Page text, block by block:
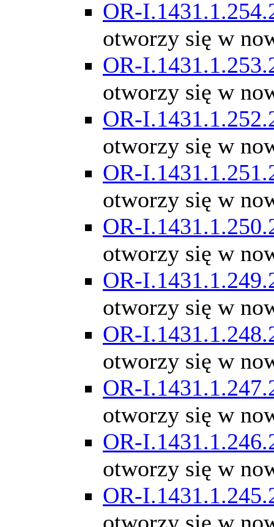
OR-
otworzy się w
OR-
otworzy się w
OR-
otworzy się w
OR-
otworzy się w
OR-
otworzy się w
OR-
otworzy się w
OR-
otworzy się w
OR-
otworzy się w
OR-
otworzy się w
OR-